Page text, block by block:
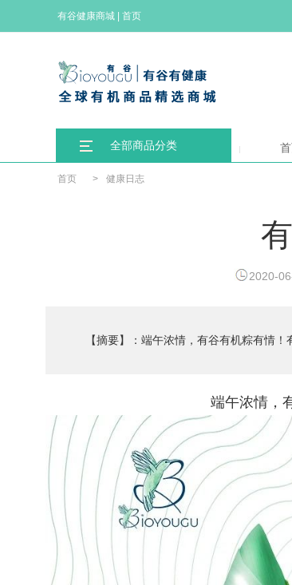
有谷健康商城 首页
全部商品分类
首页 > 健康日志
2020-
【摘要】：端午浓情，有谷有机粽有情！
端午浓情，